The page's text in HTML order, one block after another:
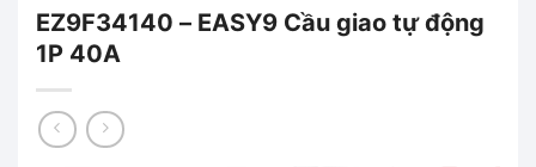
EZ9F34140 – EASY9 Cầu giao tự động
1P 40A